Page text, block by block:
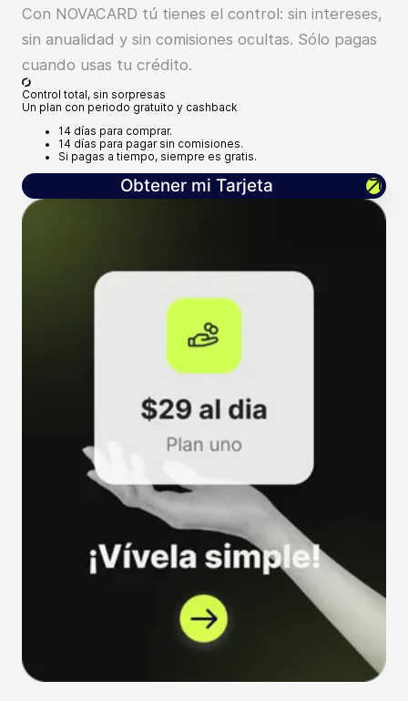
Con NOVACARD tú tienes el control: sin intereses,
sin anualidad y sin comisiones ocultas. Sólo pagas
cuando usas tu crédito.
Control total, sin sorpresas
Un plan con periodo gratuito y cashback
14 días para comprar.
14 días para pagar sin comisiones.
Si pagas a tiempo,siempre es gratis.
Obtener mi Tarjeta